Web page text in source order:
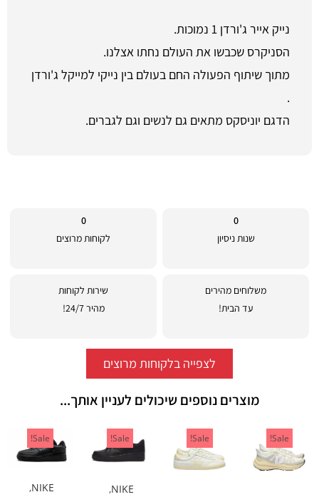
נייק אייר ג'ורדן 1 נמוכות.
הסניקרס שכבשו את העולם נחתו אצלנו.
מתוך שיתוף הפעולה החם בעולם בין נייקי למייקל ג'ורדן
.
הדגם יוניסקס מתאים גם לנשים וגם לגברים.
0
שנות ניסיון
0
לקוחות מרוצים
משלוחים מהירים
עד הבית!
שירות לקוחות
מהיר 24/7!
לצפייה בלקוחות מרוצים
מוצרים נוספים שיכולים לעניין אותך...
Sale!
Sale!
Sale!
NIKE
,
Sale!
NIKE
,